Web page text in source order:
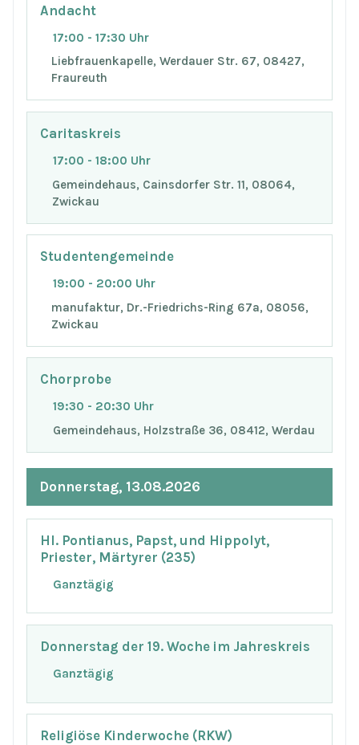
Andacht
17:00 - 17:30 Uhr
Liebfrauenkapelle, Werdauer Str. 67, 08427,
Fraureuth
Caritaskreis
17:00 - 18:00 Uhr
Gemeindehaus, Cainsdorfer Str. 11, 08064,
Zwickau
Studentengemeinde
19:00 - 20:00 Uhr
manufaktur, Dr.-Friedrichs-Ring 67a, 08056,
Zwickau
Chorprobe
19:30 - 20:30 Uhr
Gemeindehaus, Holzstraße 36, 08412, Werdau
Donnerstag, 13.08.2026
Hl. Pontianus, Papst, und Hippolyt,
Priester, Märtyrer (235)
Ganztägig
Donnerstag der 19. Woche im Jahreskreis
Ganztägig
Religiöse Kinderwoche (RKW)